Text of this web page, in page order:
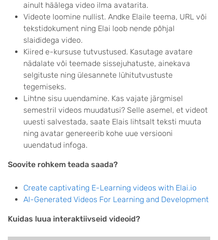
ainult häälega video ilma avatarita.
Videote loomine nullist. Andke Elaile teema, URL või
tekstidokument ning Elai loob nende põhjal
slaididega video.
Kiired e-kursuse tutvustused. Kasutage avatare
nädalate või teemade sissejuhatuste, ainekava
selgituste ning ülesannete lühitutvustuste
tegemiseks.
Lihtne sisu uuendamine. Kas vajate järgmisel
semestril videos muudatusi? Selle asemel, et videot
uuesti salvestada, saate Elais lihtsalt teksti muuta
ning avatar genereerib kohe uue versiooni
uuendatud infoga.
Soovite rohkem teada saada?
Create captivating E-Learning videos with Elai.io
AI-Generated Videos For Learning and Development
Kuidas luua interaktiivseid videoid?